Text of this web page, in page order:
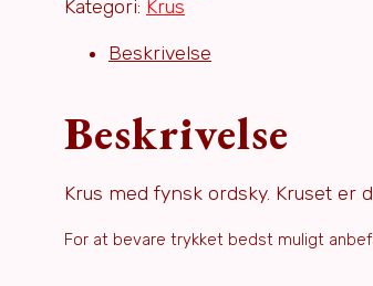
antal
Kategori: Krus
Beskrivelse
Beskrivelse
Krus med fynsk ordsky. Kruset er
For at bevare trykket bedst muligt